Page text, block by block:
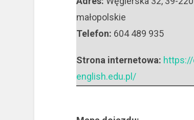
małopolskie
Telefon: 604 489 935
Strona internetowa:
english.edu.pl/